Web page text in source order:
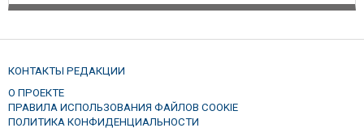
КОНТАКТЫ РЕДАКЦИИ
О ПРОЕКТЕ
ПРАВИЛА ИСПОЛЬЗОВАНИЯ ФАЙЛОВ COOKIE
ПОЛИТИКА КОНФИДЕНЦИАЛЬНОСТИ